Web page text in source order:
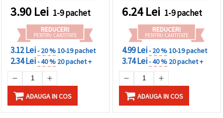
Аcceptati
toate!
Setări
3.90 Lei 1-9 pachet
REDUCERI
PENTRU CANTITATE
3.12 Lei- 20 %10-19 pachet
2.34 Lei- 40 % 20 pachet +
ADAUGA IN COS
îmbrăcăminte, nuntă și
proiecte DIY
6.24Lei 1-9 pachet
REDUCERI
PENTRU CANTITATE
4.99 Lei- 20 %10-19 pachet
3.74 Lei- 40 % 20 pachet +
ADAUGA IN COS